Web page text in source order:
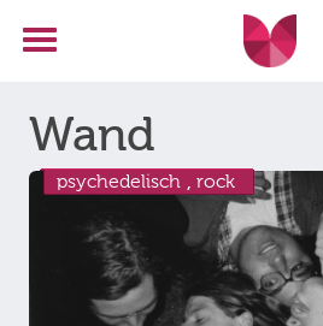
Wand
psychedelisch , rock